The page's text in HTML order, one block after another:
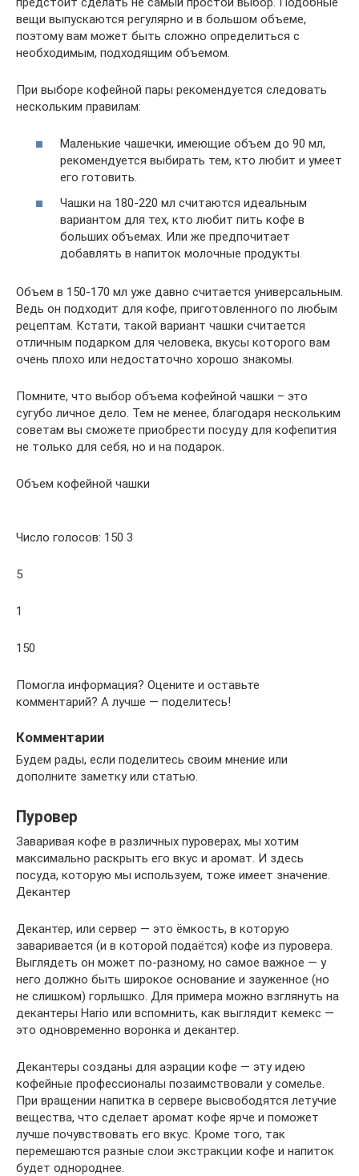
вещи выпускаются регулярно и в большом объеме,
поэтому вам может быть сложно определиться с
необходимым, подходящим объемом.
При выборе кофейной пары рекомендуется следовать
нескольким правилам:
Маленькие чашечки, имеющие объем до 90 мл,
рекомендуется выбирать тем, кто любит и умеет
его готовить.
Чашки на 180-220 мл считаются идеальным
вариантом для тех, кто любит пить кофе в
больших объемах. Или же предпочитает
добавлять в напиток молочные продукты.
Объем в 150-170 мл уже давно считается универсальным.
Ведь он подходит для кофе, приготовленного по любым
рецептам. Кстати, такой вариант чашки считается
отличным подарком для человека, вкусы которого вам
очень плохо или недостаточно хорошо знакомы.
Помните, что выбор объема кофейной чашки – это
сугубо личное дело. Тем не менее, благодаря нескольким
советам вы сможете приобрести посуду для кофепития
не только для себя, но и на подарок.
Объем кофейной чашки
Число голосов: 150 3
5
1
150
Помогла информация? Оцените и оставьте
комментарий? А лучше — поделитесь!
Комментарии
Будем рады, если поделитесь своим мнение или
дополните заметку или статью.
Пуровер
Заваривая кофе в различных пуроверах, мы хотим
максимально раскрыть его вкус и аромат. И здесь
посуда, которую мы используем, тоже имеет значение.
Декантер
Декантер, или сервер — это ёмкость, в которую
заваривается (и в которой подаётся) кофе из пуровера.
Выглядеть он может по-разному, но самое важное — у
него должно быть широкое основание и зауженное (но
не слишком) горлышко. Для примера можно взглянуть на
декантеры Hario или вспомнить, как выглядит кемекс —
это одновременно воронка и декантер.
Декантеры созданы для аэрации кофе — эту идею
кофейные профессионалы позаимствовали у сомелье.
При вращении напитка в сервере высвободятся летучие
вещества, что сделает аромат кофе ярче и поможет
лучше почувствовать его вкус. Кроме того, так
перемешаются разные слои экстракции кофе и напиток
будет однороднее.